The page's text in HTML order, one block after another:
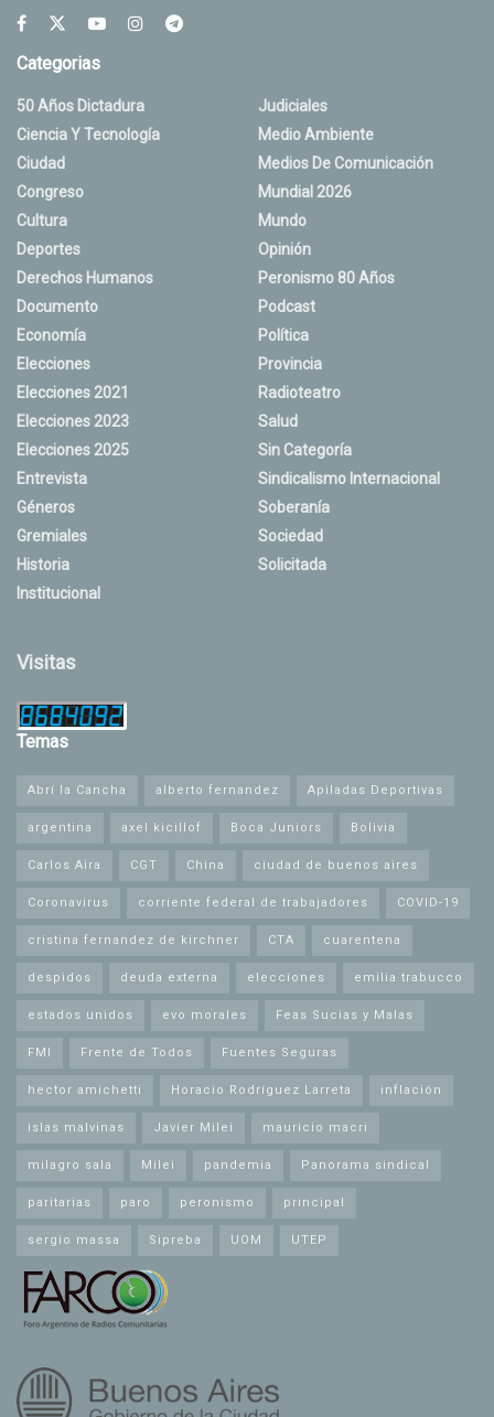
Categorias
50 Años Dictadura
Ciencia Y Tecnología
Ciudad
Congreso
Cultura
Deportes
Derechos Humanos
Documento
Economía
Elecciones
Elecciones 2021
Elecciones 2023
Elecciones 2025
Entrevista
Géneros
Gremiales
Historia
Institucional
Judiciales
Medio Ambiente
Medios De Comunicación
Mundial 2026
Mundo
Opinión
Peronismo 80 Años
Podcast
Política
Provincia
Radioteatro
Salud
Sin Categoría
Sindicalismo Internacional
Soberanía
Sociedad
Solicitada
Visitas
Temas
Abrí la Cancha alberto fernandez Apiladas Deportivas
argentina axel kicillof Boca Juniors Bolivia
Carlos Aira CGT China ciudad de buenos aires
Coronavirus corriente federal de trabajadores COVID-19
cristina fernandez de kirchner CTA cuarentena
despidos deuda externa elecciones emilia trabucco
estados unidos evo morales Feas Sucias y Malas
FMI Frente de Todos Fuentes Seguras
hector amichetti Horacio Rodríguez Larreta inflación
islas malvinas Javier Milei mauricio macri
milagro sala Milei pandemia Panorama sindical
paritarias paro peronismo principal
sergio massa Sipreba UOM UTEP